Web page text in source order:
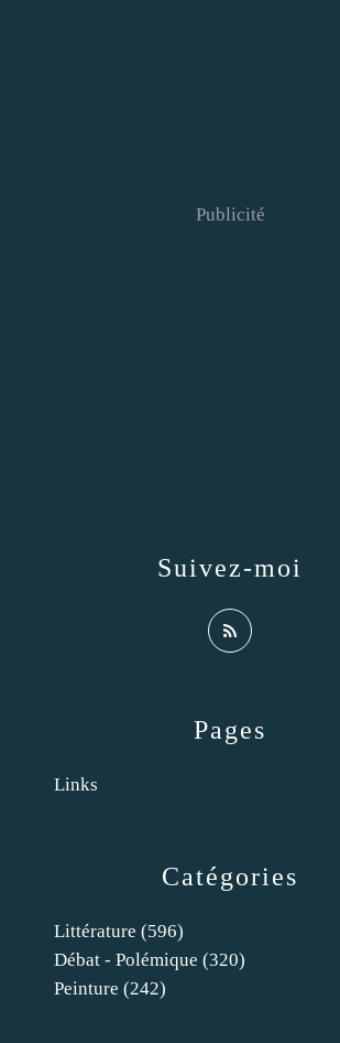
Catégories
Littérature (596)
Débat - Polémique (320)
Peinture (242)
Pages
Links
Suivez-moi
Publicité